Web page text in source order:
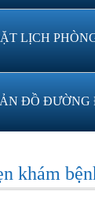
LỊCH
ĐỒ ĐƯỜNG
khám